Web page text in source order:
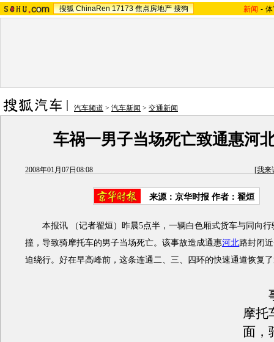
搜狐 ChinaRen 17173 焦点房地产 搜狗 新闻 -
汽车频道 > 汽车新闻 > 交通新闻
车祸一男子当场死亡致通惠河
2008年01月07日08:08 [我来
来源：京华时报 作者：翟烜
本报讯 （记者翟烜）昨晨5点半，一辆白色厢式货车与同向行
撞，导致骑摩托车的男子当场死亡。该事故造成通惠河北路封闭
迫绕行。好在早高峰前，这条连通二、三、四环的快速通道恢复
事
摩托
面，